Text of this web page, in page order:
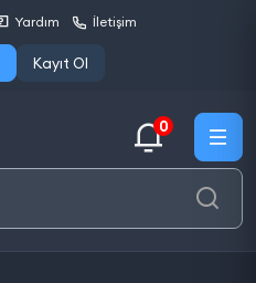
Yardım İletişim
Kayıt Ol
0